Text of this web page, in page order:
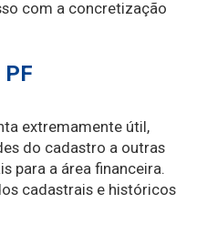
com a concretização
extremamente útil,
do cadastro a outras
para a área financeira.
cadastrais e históricos